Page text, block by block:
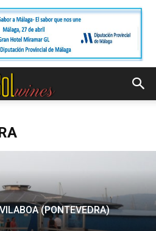
(PONTEVEDRA)